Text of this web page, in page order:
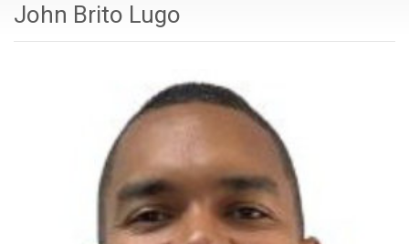
John Brito Lugo